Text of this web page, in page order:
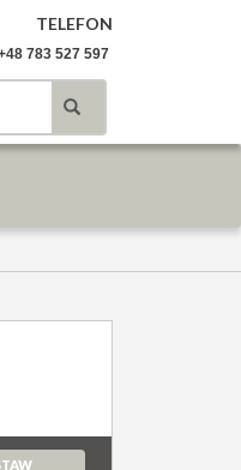
TELEFON
783 527 597